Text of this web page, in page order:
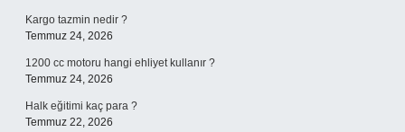
Kargo tazmin nedir ?
Temmuz 24, 2026
1200 cc motoru hangi ehliyet kullanır ?
Temmuz 24, 2026
Halk eğitimi kaç para ?
Temmuz 22, 2026